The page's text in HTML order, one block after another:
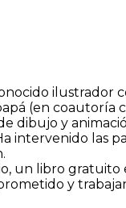
ilustrador
(en coautoría
dibujo y
intervenido las
un libro gratuito
y